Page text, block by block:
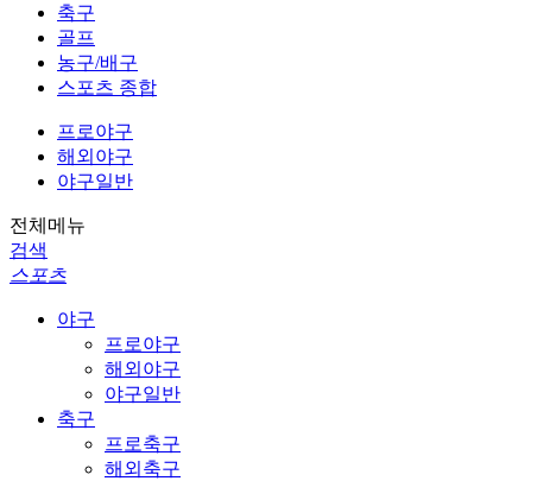
축구
골프
농구/배구
스포츠 종합
프로야구
해외야구
야구일반
전체메뉴
검색
스포츠
야구
프로야구
해외야구
야구일반
축구
프로축구
해외축구